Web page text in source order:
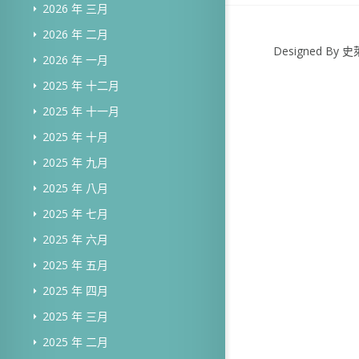
2026 年 三月
2026 年 二月
2026 年 一月
2025 年 十二月
2025 年 十一月
2025 年 十月
2025 年 九月
2025 年 八月
2025 年 七月
2025 年 六月
2025 年 五月
2025 年 四月
2025 年 三月
2025 年 二月
Designed By 史